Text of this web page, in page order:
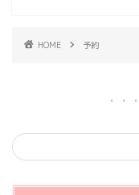
HOME 予約